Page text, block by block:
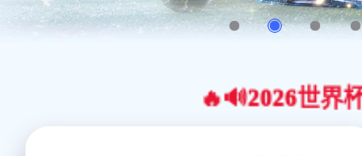
🔥🔊2026世界杯官